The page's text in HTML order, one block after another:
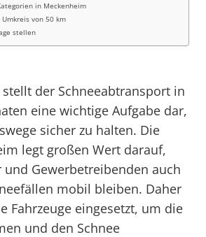
in Meckenheim
von 50 km
stellen
der Schneeabtransport in
eine wichtige Aufgabe dar,
sicher zu halten. Die
legt großen Wert darauf,
und Gewerbetreibenden auch
mobil bleiben. Daher
Fahrzeuge eingesetzt, um die
und den Schnee